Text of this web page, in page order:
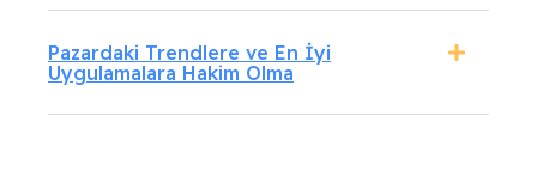
Pazardaki Trendlere ve En İyi
Uygulamalara Hakim Olma